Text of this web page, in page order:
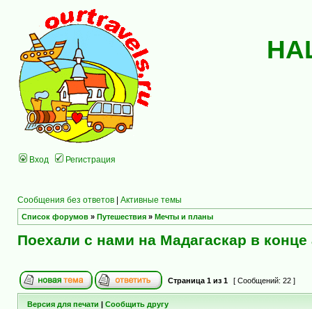
Вход Регистрация
Сообщения без ответов | Активные темы
Список форумов » Путешествия » Мечты и планы
Поехали с нами на Мадагаскар в конце
Страница 1 из 1 [ Сообщений: 22 ]
Версия для печати | Сообщить другу